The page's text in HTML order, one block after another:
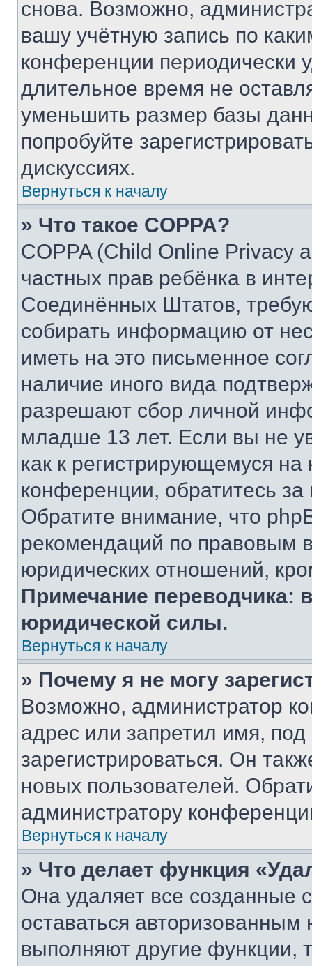
снова. Возможно,
вашу учётную запись по
конференции периодически
длительное время не
уменьшить размер базы
попробуйте
дискуссиях.
Вернуться к началу
» Что такое COPPA?
COPPA (Child Online Privacy
частных прав ребёнка в
Соединённых Штатов,
собирать информацию от
иметь на это письменное
наличие иного вида
разрешают сбор личной
младше 13 лет. Если вы не
как к регистрирующемуся
конференции, обратитесь
Обратите внимание, что
рекомендаций по правовым
юридических отношений,
Примечание переводчика:
юридической силы.
Вернуться к началу
» Почему я не могу
Возможно, администратор
адрес или запретил имя,
зарегистрироваться. Он
новых пользователей.
администратору
Вернуться к началу
» Что делает функция
Она удаляет все созданные
оставаться
выполняют другие функции,